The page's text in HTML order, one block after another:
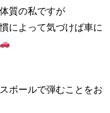
質の私ですが
によって気づけば車に
ボールで弾むことをお